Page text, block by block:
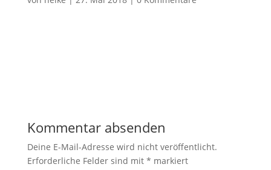
Kommentar absenden
Deine E-Mail-Adresse wird nicht veröffentlicht.
Erforderliche Felder sind mit * markiert